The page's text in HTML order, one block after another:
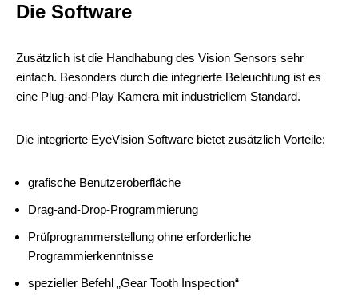
Die Software
Zusätzlich ist die Handhabung des Vision Sensors sehr
einfach. Besonders durch die integrierte Beleuchtung ist es
eine Plug-and-Play Kamera mit industriellem Standard.
Die integrierte EyeVision Software bietet zusätzlich Vorteile:
grafische Benutzeroberfläche
Drag-and-Drop-Programmierung
Prüfprogrammerstellung ohne erforderliche
Programmierkenntnisse
spezieller Befehl „Gear Tooth Inspection“